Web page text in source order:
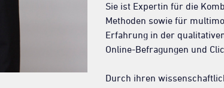
Sie ist Expertin für die
Methoden sowie für
Erfahrung in der
Online-Befragungen und
Durch ihren